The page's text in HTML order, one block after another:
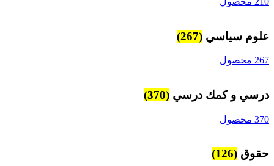
علوم سياسي (267)
267 محصول
درسي و كمك درسي (370)
370 محصول
حقوق (126)